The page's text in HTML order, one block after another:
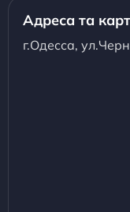
Адреса та
г.Одесса,